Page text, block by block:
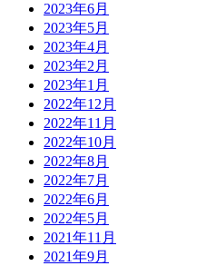
2023年6月
2023年5月
2023年4月
2023年2月
2023年1月
2022年12月
2022年11月
2022年10月
2022年8月
2022年7月
2022年6月
2022年5月
2021年11月
2021年9月